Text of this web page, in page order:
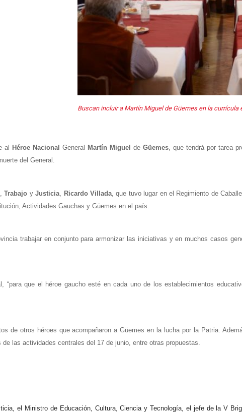
Buscan incluir a Martín Miguel de Güemes en la currícula
al Héroe Nacional General Martín Miguel de Güemes, que tendrá por tarea
del General.
,Trabajo yJusticia, Ricardo Villada, que tuvo lugar en el Regimiento de
Actividades Gauchas y Güemes en el país.
trabajar en conjunto para armonizar las iniciativas y en muchos casos
que el héroe gaucho esté en cada uno de los establecimientos
de otros héroes que acompañaron a Güemes en la lucha por la Patria.
las actividades centrales del 17 de junio, entre otras propuestas.
el Ministro de Educación, Cultura, Ciencia y Tecnología, el jefe de la V